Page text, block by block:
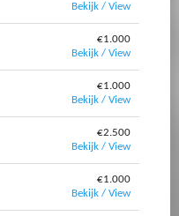
Bekijk / View
€1.000
Bekijk / View
€1.000
Bekijk / View
€2.500
Bekijk / View
€1.000
Bekijk / View